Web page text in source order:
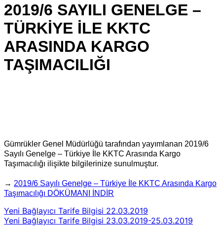
2019/6 SAYILI GENELGE –
TÜRKİYE İLE KKTC
ARASINDA KARGO
TAŞIMACILIĞI
Gümrükler Genel Müdürlüğü tarafından yayımlanan 2019/6
Sayılı Genelge – Türkiye İle KKTC Arasında Kargo
Taşımacılığı ilişikte bilgilerinize sunulmuştur.
→ 2019/6 Sayılı Genelge – Türkiye İle KKTC Arasında Kargo
Taşımacılığı DÖKÜMANI İNDİR
Yeni Bağlayıcı Tarife Bilgisi 22.03.2019
Yeni Bağlayıcı Tarife Bilgisi 23.03.2019-25.03.2019